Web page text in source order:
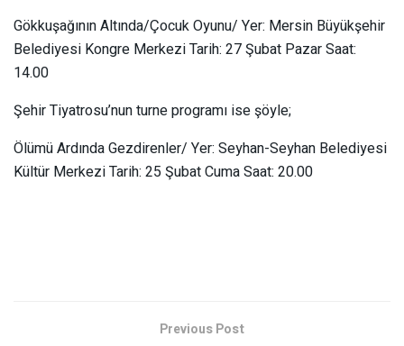
Gökkuşağının Altında/Çocuk Oyunu/ Yer: Mersin Büyükşehir
Belediyesi Kongre Merkezi Tarih: 27 Şubat Pazar Saat:
14.00
Şehir Tiyatrosu’nun turne programı ise şöyle;
Ölümü Ardında Gezdirenler/ Yer: Seyhan-Seyhan Belediyesi
Kültür Merkezi Tarih: 25 Şubat Cuma Saat: 20.00
Previous Post